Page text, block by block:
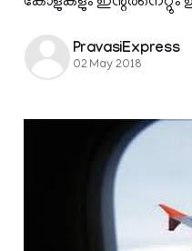
PravasiExpress
02 May 2018